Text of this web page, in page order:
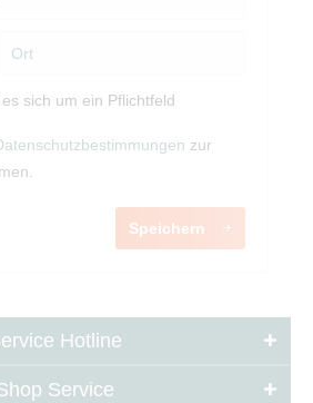
sich um ein Pflichtfeld
zur
Speichern
Hotline
Service